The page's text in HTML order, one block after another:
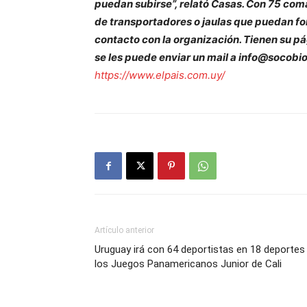
puedan subirse”, relató Casas. Con 75
de transportadores o jaulas que puedan
contacto con la organización. Tienen su
se les puede enviar un mail a
https://www.elpais.com.uy/
Artículo anterior
Uruguay irá con 64 deportistas en 18 deportes
los Juegos Panamericanos Junior de Cali